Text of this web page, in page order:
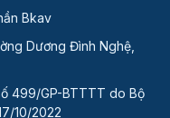
Bkav
Dương Đình Nghệ,
499/GP-BTTTT do Bộ
10/2022